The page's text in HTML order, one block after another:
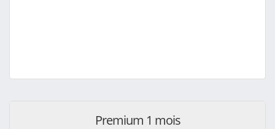
Premium 1 mois